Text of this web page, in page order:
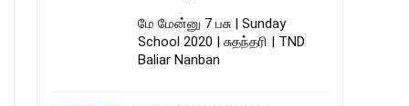
மே மேன்னு 7 பசு | Sunday
School 2020 | சுதந்தரி | TND
Baliar Nanban